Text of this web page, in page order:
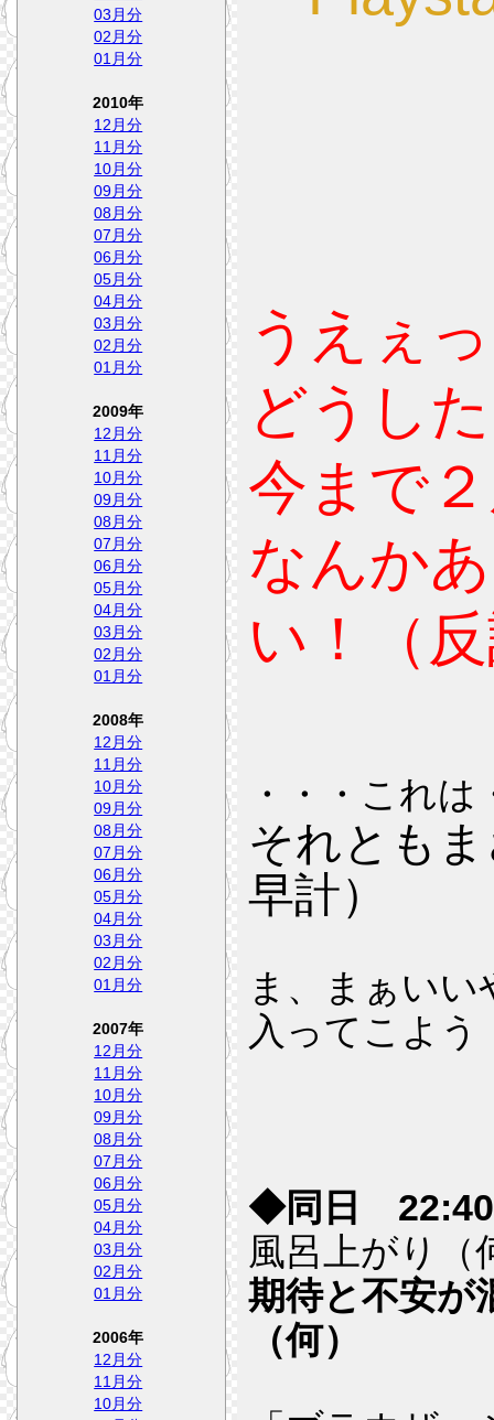
うえぇ
どうし
今まで
なんか
い！（
・・・これは
それとも
早計）
ま、まぁいい
入ってこよう
◆同日 22:40
風呂上がり（
期待と不安が
（何）
03月分
02月分
01月分
2010年
12月分
11月分
10月分
09月分
08月分
07月分
06月分
05月分
04月分
03月分
02月分
01月分
2009年
12月分
11月分
10月分
09月分
08月分
07月分
06月分
05月分
04月分
03月分
02月分
01月分
2008年
12月分
11月分
10月分
09月分
08月分
07月分
06月分
05月分
04月分
03月分
02月分
01月分
2007年
12月分
11月分
10月分
09月分
08月分
07月分
06月分
05月分
04月分
03月分
02月分
01月分
2006年
12月分
11月分
10月分